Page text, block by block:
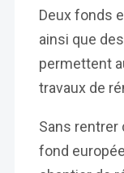
Deux fonds
ainsi que
permettent
travaux de
Sans rentrer
fond